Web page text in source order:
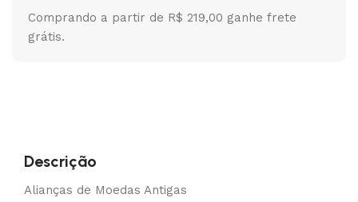
Comprando a partir de R$ 219,00 ganhe frete
grátis.
Descrição
Alianças de Moedas Antigas